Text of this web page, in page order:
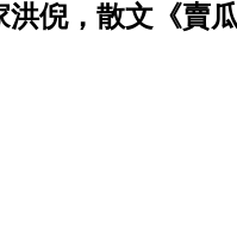
倪，散文《賣